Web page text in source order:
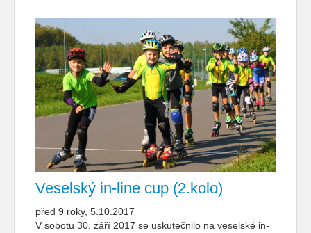
Veselský in-line cup (2.kolo)
před 9 roky, 5.10.2017
V sobotu 30. září 2017 se uskutečnilo na veselské in-